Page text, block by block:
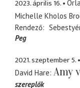
2023. április 16.
Michelle Kholos
Rendező
Peg
2021. szeptember 5.
David Hare Amy
szereplők